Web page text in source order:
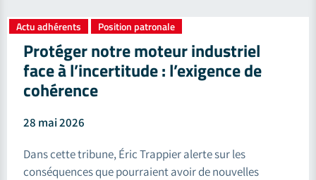
Actu adhérents Position patronale
Protéger notre moteur industriel
face à l’incertitude : l’exigence de
cohérence
28 mai 2026
Dans cette tribune, Éric Trappier alerte sur les
conséquences que pourraient avoir de nouvelles